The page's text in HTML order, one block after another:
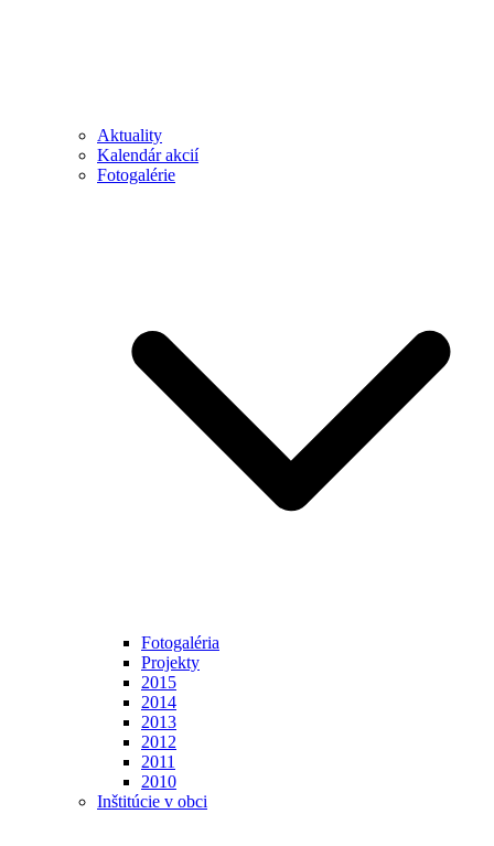
Aktuality
Kalendár akcií
Fotogalérie
Fotogaléria
Projekty
2015
2014
2013
2012
2011
2010
Inštitúcie v obci